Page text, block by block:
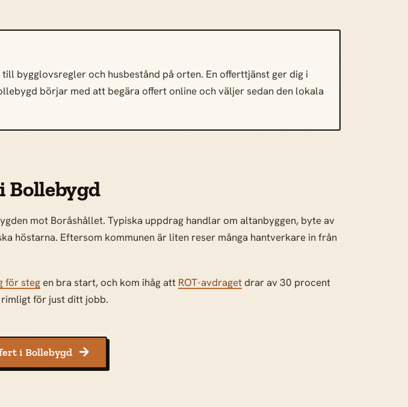
bygglovsregler och husbestånd på orten. En offerttjänst ger dig i
börjar med att begära offert online och väljer sedan den lokala
Bollebygd
mot Boråshållet. Typiska uppdrag handlar om altanbyggen, byte av
höstarna. Eftersom kommunen är liten reser många hantverkare in från
för stegen bra start, och kom ihåg att ROT-avdragetdrar av 30 procent
rimligt för just ditt jobb.
i Bollebygd 